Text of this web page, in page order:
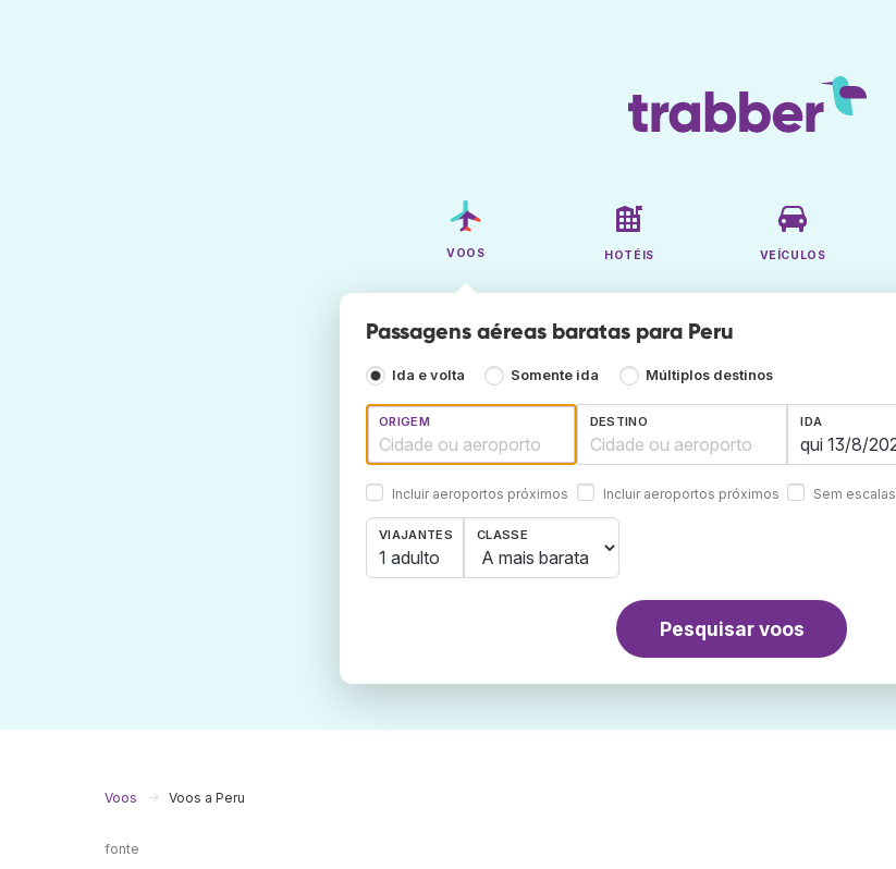
VOOS HOTÉIS VEÍCULOS
Passagens aéreas baratas para Peru
Ida e volta Somente ida Múltiplos destinos
ORIGEM
Incluir aeroportos próximos
DESTINO
Incluir aeroportos próximos
IDA
Sem escalas
VIAJANTES
1 adulto
CLASSE
Pesquisar voos
Voos Voos a Peru
fonte